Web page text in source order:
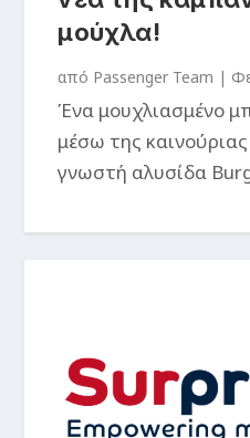
μούχλα!
από Passenger Team |
Ένα μουχλιασμένο
μέσω της
γνωστή αλυσίδα